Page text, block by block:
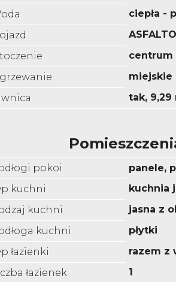
ciepła -
centrum
miejskie
tak, 9,29
pokoi
panele,
kuchni
kuchnia
kuchni
jasna z
kuchni
płytki
łazienki
razem z
łazienek
1